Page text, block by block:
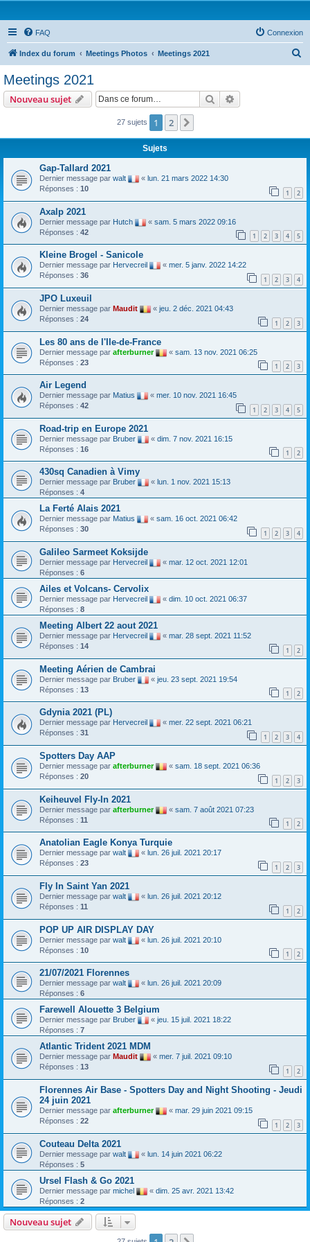
FAQ Connexion
Index du forum Meetings Photos Meetings 2021
r
Meetings 2021
Nouveau sujet Rechercher
27 sujets 1 2
Sujets
Gap-Tallard 2021
Dernier message par walt « lun. 21 mars 2022 14:30
Réponses : 10 1 2
Axalp 2021
Dernier message par Hutch « sam. 5 mars 2022 09:16
Réponses : 42 1 2 3 4 5
Kleine Brogel - Sanicole
Dernier message par Hervecreil « mer. 5 janv. 2022 14:22
Réponses : 36 1 2 3 4
JPO Luxeuil
Dernier message par Maudit « jeu. 2 déc. 2021 04:43
Réponses : 24 1 2 3
Les 80 ans de l'Ile-de-France
Dernier message par afterburner « sam. 13 nov. 2021 06:25
Réponses : 23 1 2 3
Air Legend
Dernier message par Matius « mer. 10 nov. 2021 16:45
Réponses : 42 1 2 3 4 5
Road-trip en Europe 2021
Dernier message par Bruber « dim. 7 nov. 2021 16:15
Réponses : 16 1 2
430sq Canadien à Vimy
Dernier message par Bruber « lun. 1 nov. 2021 15:13
Réponses : 4
La Ferté Alais 2021
Dernier message par Matius « sam. 16 oct. 2021 06:42
Réponses : 30 1 2 3 4
Galileo Sarmeet Koksijde
Dernier message par Hervecreil « mar. 12 oct. 2021 12:01
Réponses : 6
Ailes et Volcans- Cervolix
Dernier message par Hervecreil « dim. 10 oct. 2021 06:37
Réponses : 8
Meeting Albert 22 aout 2021
Dernier message par Hervecreil « mar. 28 sept. 2021 11:52
Réponses : 14 1 2
Meeting Aérien de Cambrai
Dernier message par Bruber « jeu. 23 sept. 2021 19:54
Réponses : 13 1 2
Gdynia 2021 (PL)
Dernier message par Hervecreil « mer. 22 sept. 2021 06:21
Réponses : 31 1 2 3 4
Spotters Day AAP
Dernier message par afterburner « sam. 18 sept. 2021 06:36
Réponses : 20 1 2 3
Keiheuvel Fly-In 2021
Dernier message par afterburner « sam. 7 août 2021 07:23
Réponses : 11 1 2
Anatolian Eagle Konya Turquie
Dernier message par walt « lun. 26 juil. 2021 20:17
Réponses : 23 1 2 3
Fly In Saint Yan 2021
Dernier message par walt « lun. 26 juil. 2021 20:12
Réponses : 11 1 2
POP UP AIR DISPLAY DAY
Dernier message par walt « lun. 26 juil. 2021 20:10
Réponses : 10 1 2
21/07/2021 Florennes
Dernier message par walt « lun. 26 juil. 2021 20:09
Réponses : 6
Farewell Alouette 3 Belgium
Dernier message par Bruber « jeu. 15 juil. 2021 18:22
Réponses : 7
Atlantic Trident 2021 MDM
Dernier message par Maudit « mer. 7 juil. 2021 09:10
Réponses : 13 1 2
Florennes Air Base - Spotters Day and Night Shooting - Jeudi
24 juin 2021
Dernier message par afterburner « mar. 29 juin 2021 09:15
Réponses : 22 1 2 3
Couteau Delta 2021
Dernier message par walt « lun. 14 juin 2021 06:22
Réponses : 5
Ursel Flash & Go 2021
Dernier message par michel « dim. 25 avr. 2021 13:42
Réponses : 2
Nouveau sujet